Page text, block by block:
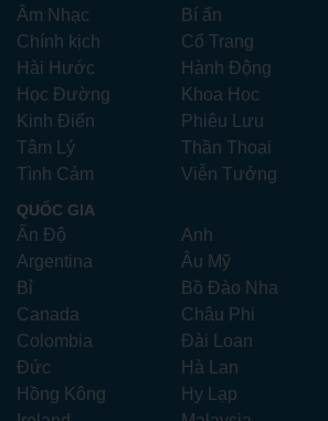
Âm Nhạc Bí ẩn
Chính kịch
Cổ Trang
Hài Hước
Hành Động
Học Đường
Khoa Học
Kinh Điển
Phiêu Lưu
Tâm Lý
Thần Thoại
Tình Cảm
Viễn Tưởng
QUỐC GIA
Ấn Độ Anh
Argentina
Âu Mỹ
Bỉ
Bồ Đào Nha
Canada
Châu Phi
Colombia
Đài Loan
Đức
Hà Lan
Hồng Kông
Hy Lạp